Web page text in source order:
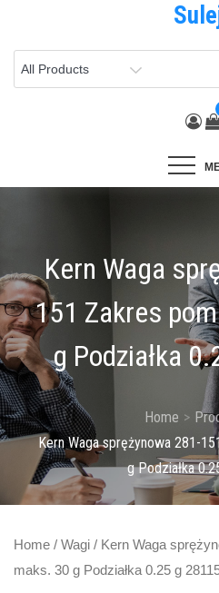
content
Kern Waga
151 Zakres
g Podziałka
Home
Kern Waga sprężynowa 281-
g Podziałka
Home / Wagi / Kern Waga
maks. 30 g Podziałka 0.25 g